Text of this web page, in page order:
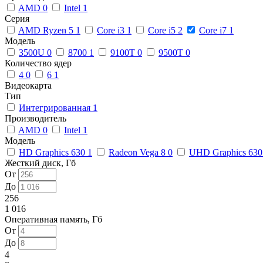
AMD 0 Intel 1
Серия
AMD Ryzen 5 1 Core i3 1 Core i5 2 Core i7 1
Модель
3500U 0 8700 1 9100T 0 9500T 0
Количество ядер
4 0 6 1
Видеокарта
Тип
Интегрированная 1
Производитель
AMD 0 Intel 1
Модель
HD Graphics 630 1 Radeon Vega 8 0
UHD Graphics
Жесткий диск, Гб
От
До
256
1 016
Оперативная память, Гб
От
До
4